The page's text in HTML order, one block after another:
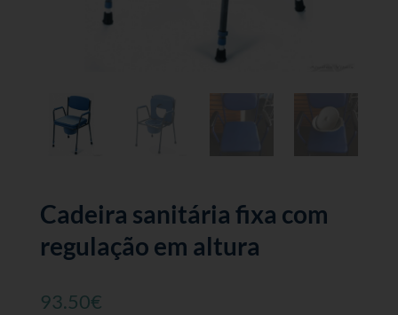
Cadeira sanitária fixa com
regulação em altura
93.50€